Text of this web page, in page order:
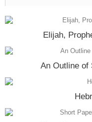
Elijah,
An Outline of